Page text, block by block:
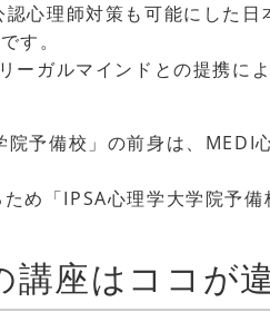
心理師対策も可能にした
す。
ーガルマインドとの提携に
院予備校」の前身は、MEDI
め「IPSA心理学大学院予備
講座はココが